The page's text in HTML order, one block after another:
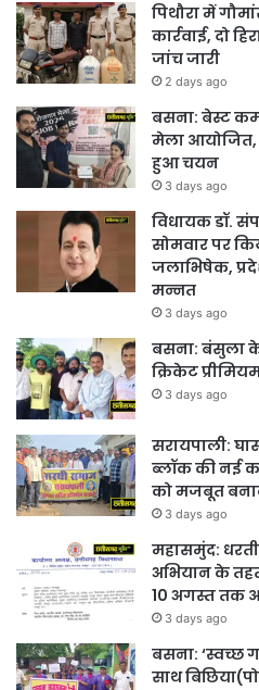
पिथौरा में
कार्रवाई, दो
जांच जारी
2 days ago
बसना: बेस्ट
मेला
हुआ चयन
3 days ago
विधायक डॉ.
सोमवार पर
जलाभिषेक,
मन्नत
3 days ago
बसना: बंसुला
क्रिकेट
3 days ago
सरायपाली:
ब्लॉक की नई
को मजबूत
3 days ago
महासमुंद:
अभियान के
10 अगस्त तक
3 days ago
बसना: ‘स्वच्छ
साथ